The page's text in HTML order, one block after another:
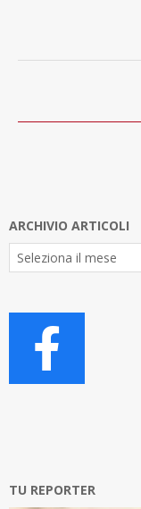
ARCHIVIO ARTICOLI
Archivio
Articoli
TU REPORTER